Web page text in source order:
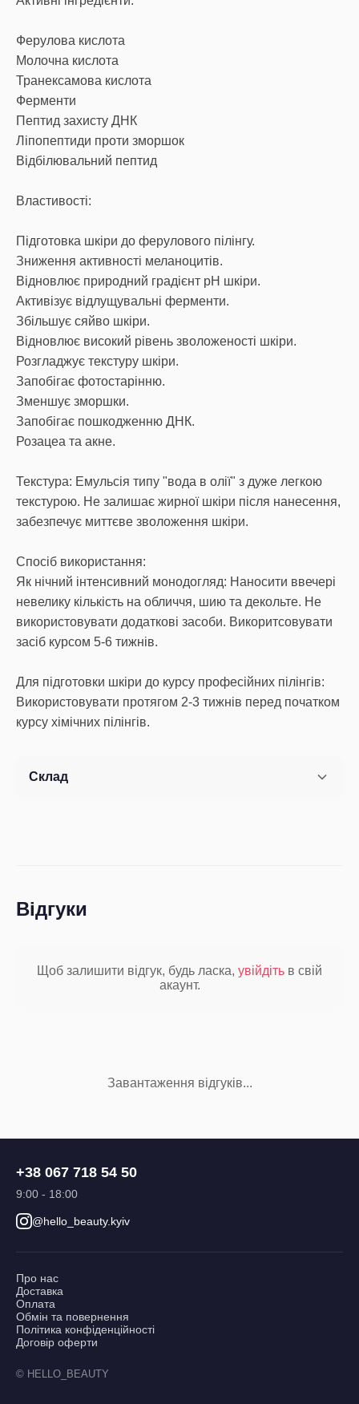
Ферулова кислота
Молочна кислота
Транексамова кислота
Ферменти
Пептид захисту ДНК
Ліпопептиди проти зморшок
Відбілювальний пептид
Властивості:
Підготовка шкіри до ферулового пілінгу.
Зниження активності меланоцитів.
Відновлює природний градієнт pH шкіри.
Активізує відлущувальні ферменти.
Збільшує сяйво шкіри.
Відновлює високий рівень зволоженості шкіри.
Розгладжує текстуру шкіри.
Запобігає фотостарінню.
Зменшує зморшки.
Запобігає пошкодженню ДНК.
Розацеа та акне.
Текстура: Емульсія типу "вода в олії" з дуже легкою
текстурою. Не залишає жирної шкіри після нанесення,
забезпечує миттєве зволоження шкіри.
Спосіб використання:
Як нічний інтенсивний монодогляд: Наносити ввечері
невелику кількість на обличчя, шию та декольте. Не
використовувати додаткові засоби. Викоритсовувати
засіб курсом 5-6 тижнів.
Для підготовки шкіри до курсу професійних пілінгів:
Використовувати протягом 2-3 тижнів перед початком
курсу хімічних пілінгів.
Склад
Відгуки
Щоб залишити відгук, будь ласка, увійдіть в свій
акаунт.
Завантаження відгуків...
+38 067 718 54 50
9:00 - 18:00
@hello_beauty.kyiv
Про нас
Доставка
Оплата
Обмін та повернення
Політика конфіденційності
Договір оферти
© HELLO_BEAUTY